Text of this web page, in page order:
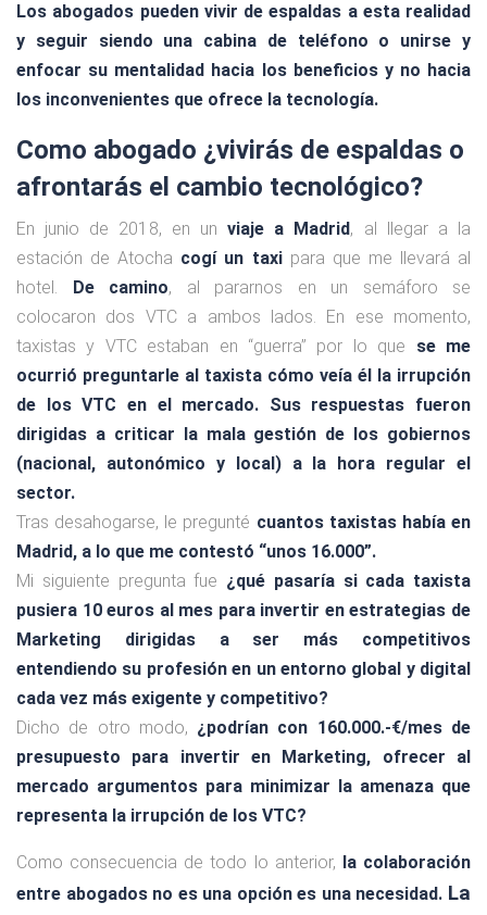
Los abogados pueden vivir de espaldas a esta realidad
y seguir siendo una cabina de teléfono o unirse y
enfocar su mentalidad hacia los beneficios y no hacia
los inconvenientes que ofrece la tecnología.
Como abogado ¿vivirás de espaldas o
afrontarás el cambio tecnológico?
En junio de 2018, en un viaje a Madrid, al llegar a la
estación de Atocha cogí un taxi para que me llevará al
hotel.
De camino, al pararnos en un semáforo se
colocaron dos VTC a ambos lados. En ese momento,
taxistas y VTC estaban en “guerra” por lo que se me
ocurrió preguntarle al taxista cómo veía él la irrupción
de los VTC en el mercado. Sus respuestas fueron
dirigidas a criticar la mala gestión de los gobiernos
(nacional, autonómico y local) a la hora regular el
sector.
Tras desahogarse, le pregunté cuantos taxistas había en
Madrid, a lo que me contestó “unos 16.000”.
Mi siguiente pregunta fue ¿qué pasaría si cada taxista
pusiera 10 euros al mes para invertir en estrategias de
Marketing dirigidas a ser más competitivos
entendiendo su profesión en un entorno global y digital
cada vez más exigente y competitivo?
Dicho de otro modo, ¿podrían con 160.000.-€/mes de
presupuesto para invertir en Marketing, ofrecer al
mercado argumentos para minimizar la amenaza que
representa la irrupción de los VTC?
Como consecuencia de todo lo anterior,
la colaboración
entre abogados no es una opción es una necesidad. La